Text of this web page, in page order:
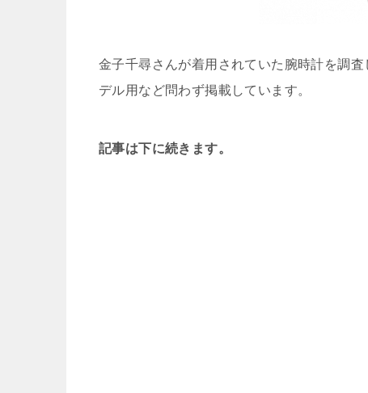
金子千尋さんが着用されていた腕時計を調
デル用など問わず掲載しています。
記事は下に続きます。